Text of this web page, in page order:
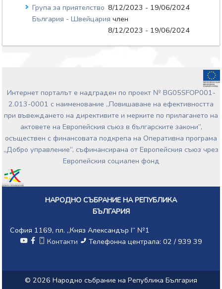
8/12/2023 - 19/06/2024
Група за приятелство
България - Швейцариячлен
8/12/2023 - 19/06/2024
Интернет порталът е надграден по проект № BG05SFOP001-
2.013-0001 с наименование „Повишаване на ефективността
при въвеждането на директивите и мерките по прилагането на
актовете на Европейския съюз в българските закони”,
осъществен с финансовата подкрепа на Оперативна програма
„Добро управление“, съфинансирана от Европейския съюз чрез
Европейския социален фонд
НАРОДНО СЪБРАНИЕ НА РЕПУБЛИКА
БЪЛГАРИЯ
София 1169, пл. „Княз Александър I“ №1
Контакти
Телефонна централа: 02 / 939 39
© 2026 Народно събрание на Република България